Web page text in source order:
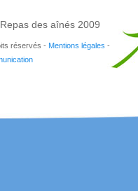
Repas des aînés 2009
réservés - Mentions légales -